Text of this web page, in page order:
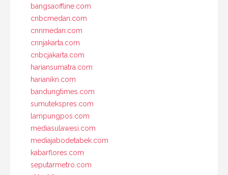
bangsaoffline.com
cnbcmedan.com
cnnmedan.com
cnnjakarta.com
cnbcjakarta.com
hariansumatra.com
harianikn.com
bandungtimes.com
sumutekspres.com
lampungpos.com
mediasulawesi.com
mediajabodetabek.com
kabarflores.com
seputarmetro.com